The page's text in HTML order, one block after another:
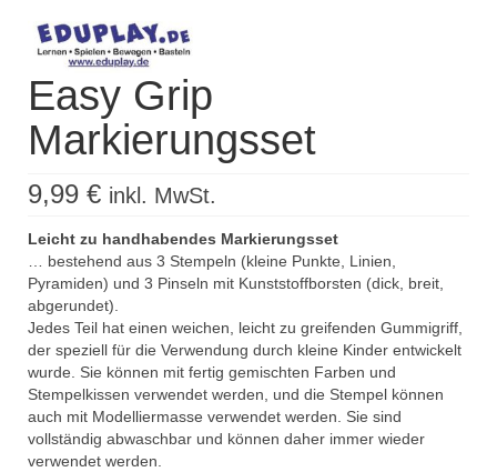
Easy Grip
Markierungsset
9,99 € inkl. MwSt.
Leicht zu handhabendes Markierungsset
… bestehend aus 3 Stempeln (kleine Punkte, Linien,
Pyramiden) und 3 Pinseln mit Kunststoffborsten (dick, breit,
abgerundet).
Jedes Teil hat einen weichen, leicht zu greifenden Gummigriff,
der speziell für die Verwendung durch kleine Kinder entwickelt
wurde. Sie können mit fertig gemischten Farben und
Stempelkissen verwendet werden, und die Stempel können
auch mit Modelliermasse verwendet werden. Sie sind
vollständig abwaschbar und können daher immer wieder
verwendet werden.